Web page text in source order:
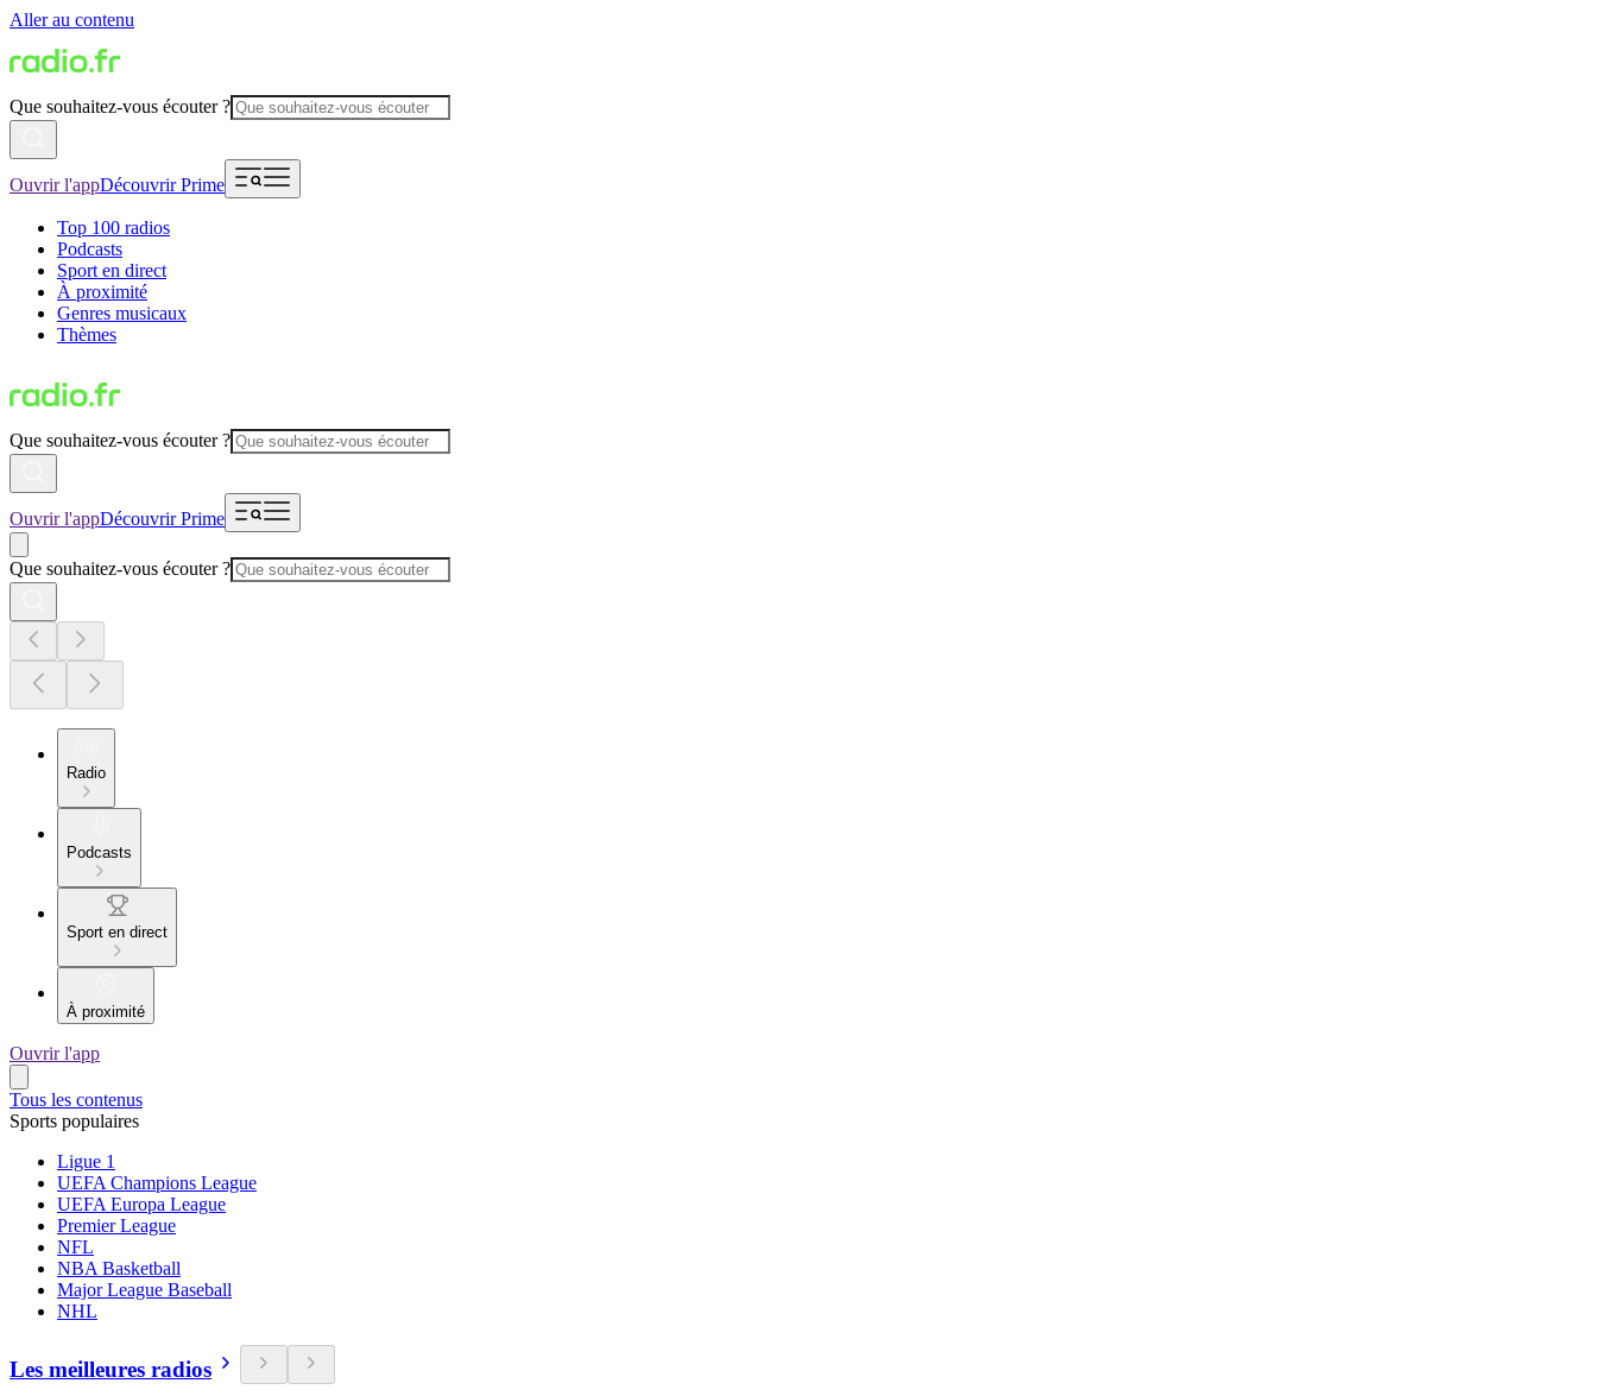
Aller au contenu
Que souhaitez-vous écouter ?
Ouvrir l'appDécouvrir Prime
Top 100 radios
Podcasts
Sport en direct
À proximité
Genres musicaux
Thèmes
Que souhaitez-vous écouter ?
Ouvrir l'appDécouvrir Prime
Que souhaitez-vous écouter ?
Radio
Podcasts
Sport en direct
À proximité
Ouvrir l'app
Tous les contenus
Sports populaires
Ligue 1
UEFA Champions League
UEFA Europa League
Premier League
NFL
NBA Basketball
Major League Baseball
NHL
Les meilleures radios